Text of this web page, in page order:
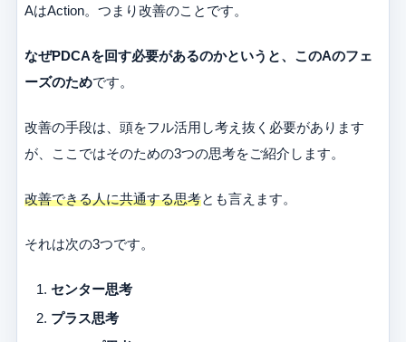
AはAction。つまり改善のことです。
なぜPDCAを回す必要があるのかというと、このAのフェ
ーズのためです。
改善の手段は、頭をフル活用し考え抜く必要があります
が、ここではそのための3つの思考をご紹介します。
改善できる人に共通する思考とも言えます。
それは次の3つです。
センター思考
プラス思考